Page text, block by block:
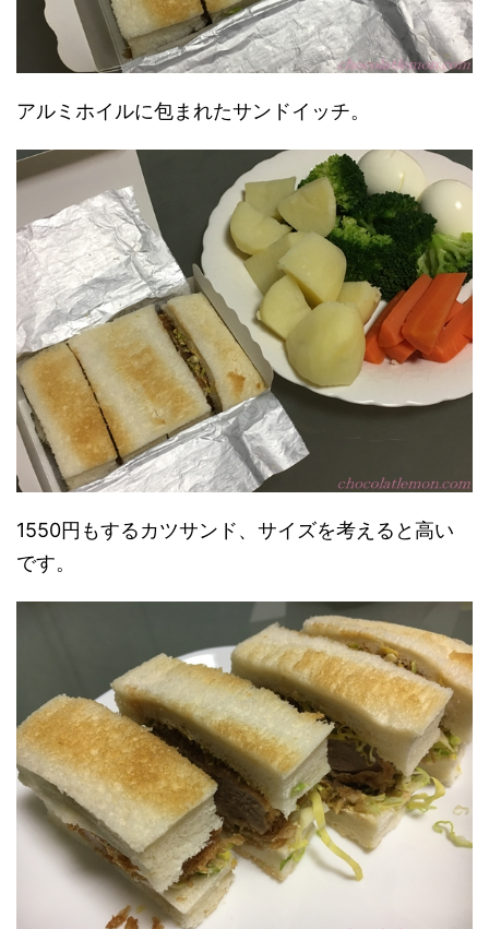
アルミホイルに包まれたサンドイッチ。
1550円もするカツサンド、サイズを考えると高い
です。